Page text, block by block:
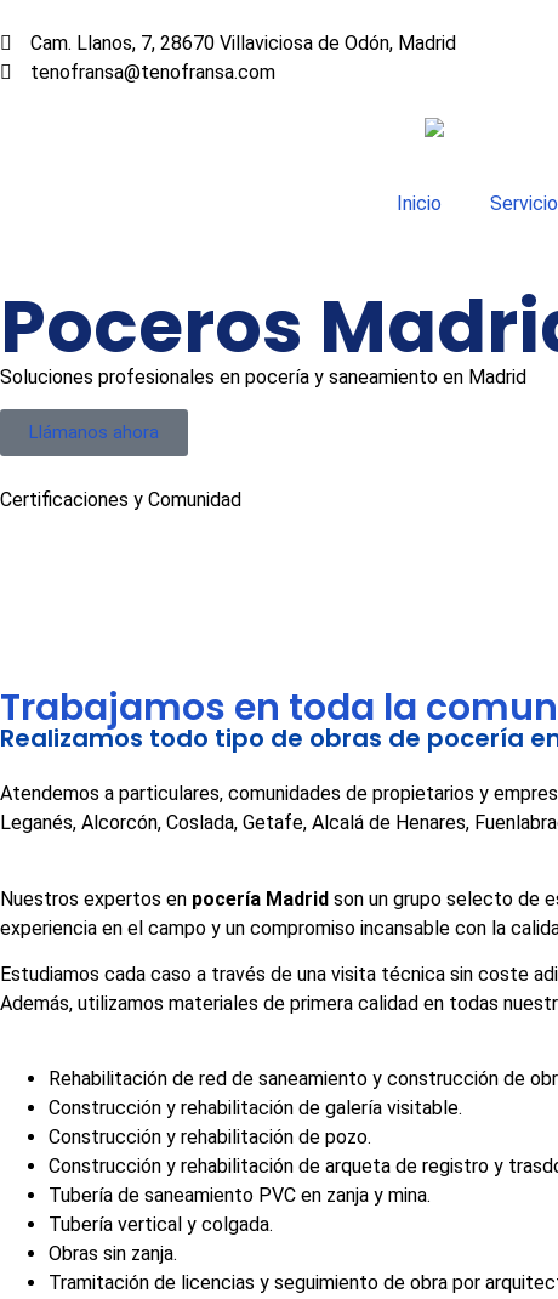
Cam. Llanos, 7, 28670 Villaviciosa de Odón, Madrid
tenofransa@tenofransa.com
Inicio
Poceros
Soluciones profesionales en pocería y saneamiento en Madrid
Llámanos ahora
Certificaciones y Comunidad
Trabajamos en toda la
Realizamos todo tipo de obras de pocería
Atendemos a particulares, comunidades de propietarios y
Leganés, Alcorcón, Coslada, Getafe, Alcalá de Henares,
Nuestros expertos en pocería Madrid son un grupo selecto de
experiencia en el campo y un compromiso incansable con la
Estudiamos cada caso a través de una visita técnica sin coste
Además, utilizamos materiales de primera calidad en todas
Rehabilitación de red de saneamiento y construcción de
Construcción y rehabilitación de galería visitable.
Construcción y rehabilitación de pozo.
Construcción y rehabilitación de arqueta de registro y
Tubería de saneamiento PVC en zanja y mina.
Tubería vertical y colgada.
Obras sin zanja.
Tramitación de licencias y seguimiento de obra por